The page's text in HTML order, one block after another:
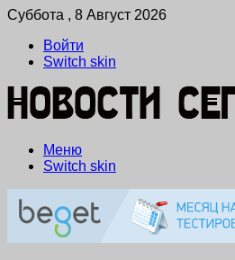
Суббота , 8 Август 2026
Войти
Switch skin
Меню
Switch skin